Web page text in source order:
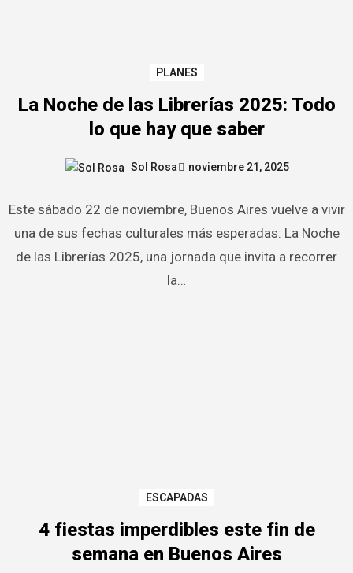
PLANES
La Noche de las Librerías 2025: Todo
lo que hay que saber
Sol Rosa noviembre 21, 2025
Este sábado 22 de noviembre, Buenos Aires vuelve a vivir
una de sus fechas culturales más esperadas: La Noche
de las Librerías 2025, una jornada que invita a recorrer
la…
ESCAPADAS
4 fiestas imperdibles este fin de
semana en Buenos Aires